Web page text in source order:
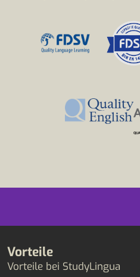
Vorteile
Vorteile bei StudyLingua